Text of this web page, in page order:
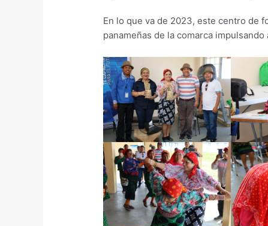
En lo que va de 2023, este centro de
panameñas de la comarca